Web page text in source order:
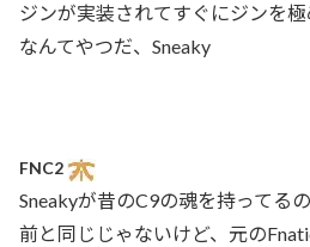
ジンが実装されてすぐにジンを極
なんてやつだ、Sneaky
FNC2
Sneakyが昔のC9の魂を持ってる
前と同じじゃないけど、元の